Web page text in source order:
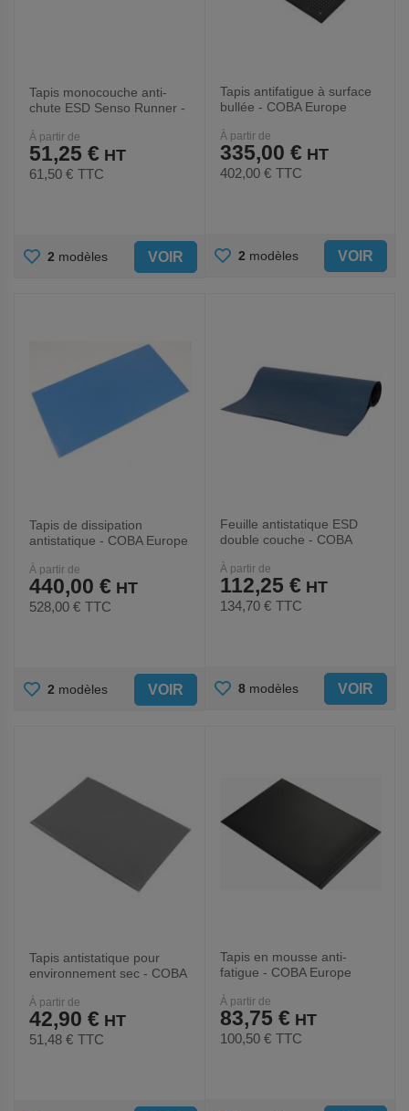
Tapis monocouche anti-
chute ESD Senso Runner -
À partir de
51,25 €
61,50 € TTC
AJOUTER
2 modèles VOIR
Tapis antifatigue à surface
bullée - COBA Europe
À partir de
335,00 €
402,00 € TTC
AJOUTER
2 modèles VOIR
Tapis de dissipation
antistatique - COBA Europe
À partir de
440,00 €
528,00 € TTC
AJOUTER
2 modèles VOIR
Feuille antistatique ESD
double couche - COBA
À partir de
112,25 €
134,70 € TTC
AJOUTER
8 modèles VOIR
Tapis antistatique pour
environnement sec - COBA
À partir de
42,90 €
51,48 € TTC
Tapis en mousse anti-
fatigue - COBA Europe
À partir de
83,75 €
100,50 € TTC